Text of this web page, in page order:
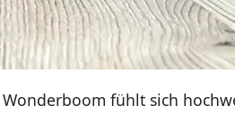
fühlt sich